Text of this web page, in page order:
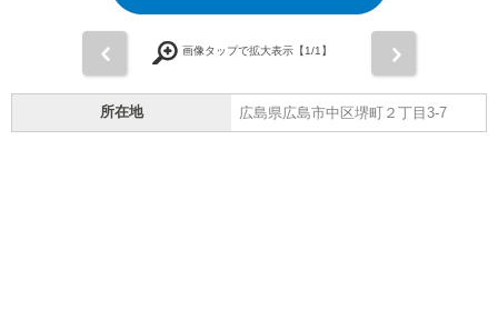
画像タップで拡大表示【1/1】
所在地 広島県広島市中区堺町２丁目3-7